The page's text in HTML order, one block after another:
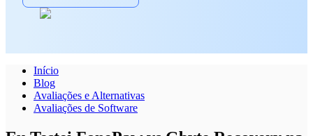
Início
Blog
Avaliações e Alternativas
Avaliações de Software